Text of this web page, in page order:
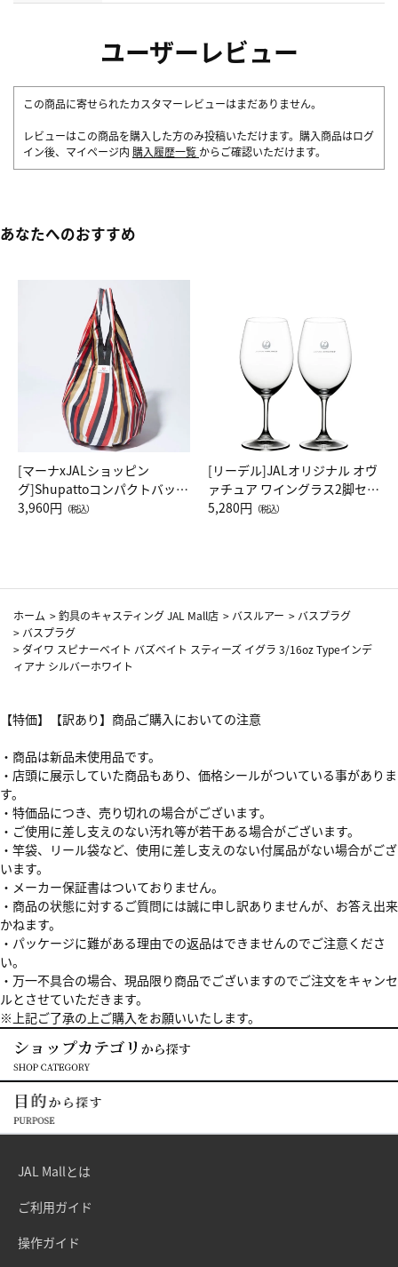
ユーザーレビュー
この商品に寄せられたカスタマーレビューはまだありません。
レビューはこの商品を購入した方のみ投稿いただけます。購入商品はログ
イン後、マイページ内 購入履歴一覧 からご確認いただけます。
あなたへのおすすめ
[マーナxJALショッピン
グ]Shupattoコンパクトバッグ
Drop JAL客室乗務員（LC）ス
3,960円 （税込）
[リーデル]JALオリジナル オヴ
ァチュア ワイングラス2脚セッ
ト（レッドワイン）
5,280円 （税込）
ホーム >釣具のキャスティング JAL Mall店 > バスルアー > バスプラグ
> バスプラグ
> ダイワ スピナーベイト バズベイト スティーズ イグラ 3/16oz Typeインデ
ィアナ シルバーホワイト
【特価】【訳あり】商品ご購入においての注意
・商品は新品未使用品です。
・店頭に展示していた商品もあり、価格シールがついている事がありま
す。
・特価品につき、売り切れの場合がございます。
・ご使用に差し支えのない汚れ等が若干ある場合がございます。
・竿袋、リール袋など、使用に差し支えのない付属品がない場合がござ
います。
・メーカー保証書はついておりません。
・商品の状態に対するご質問には誠に申し訳ありませんが、お答え出来
かねます。
・パッケージに難がある理由での返品はできませんのでご注意くださ
い。
・万一不具合の場合、現品限り商品でございますのでご注文をキャンセ
ルとさせていただきます。
※上記ご了承の上ご購入をお願いいたします。
JAL Mallとは
ご利用ガイド
操作ガイド